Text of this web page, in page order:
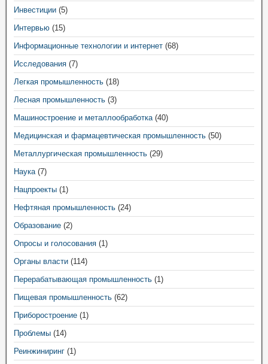
Инвестиции (5)
Интервью (15)
Информационные технологии и интернет (68)
Исследования (7)
Легкая промышленность (18)
Лесная промышленность (3)
Машиностроение и металлообработка(40)
Медицинская и фармацевтическая промышленность (50)
Металлургическая промышленность (29)
Наука(7)
Нацпроекты (1)
Нефтяная промышленность (24)
Образование (2)
Опросы и голосования (1)
Органы власти (114)
Перерабатывающая промышленность (1)
Пищевая промышленность (62)
Приборостроение (1)
Проблемы (14)
Реинжиниринг (1)